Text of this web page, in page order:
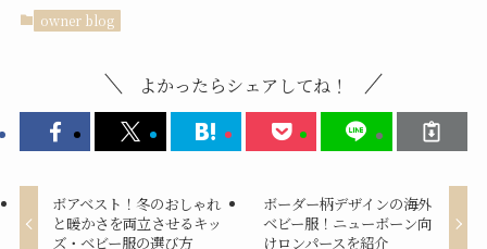
owner blog
よかったらシェアしてね！
ボアベスト！冬のおしゃれ
と暖かさを両立させるキッ
ズ・ベビー服の選び方
ボーダー柄デザインの海外
ベビー服！ニューボーン向
けロンパースを紹介